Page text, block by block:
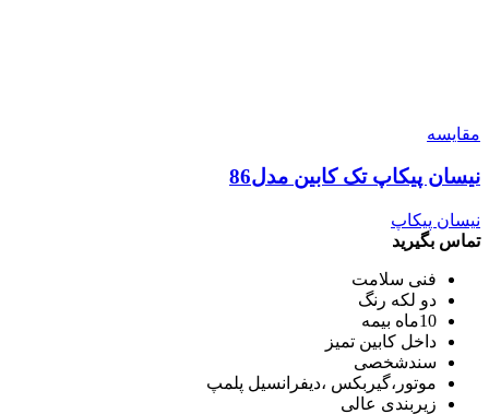
مقایسه
نیسان پیکاپ تک کابین مدل86
نیسان پیکاپ
تماس بگیرید
فنی سلامت
دو لکه رنگ
10ماه بیمه
داخل کابین تمیز
سندشخصی
موتور،گیربکس ،دیفرانسیل پلمپ
زیربندی عالی